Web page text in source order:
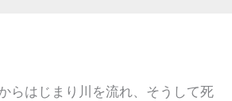
らはじまり川を流れ、そうして死